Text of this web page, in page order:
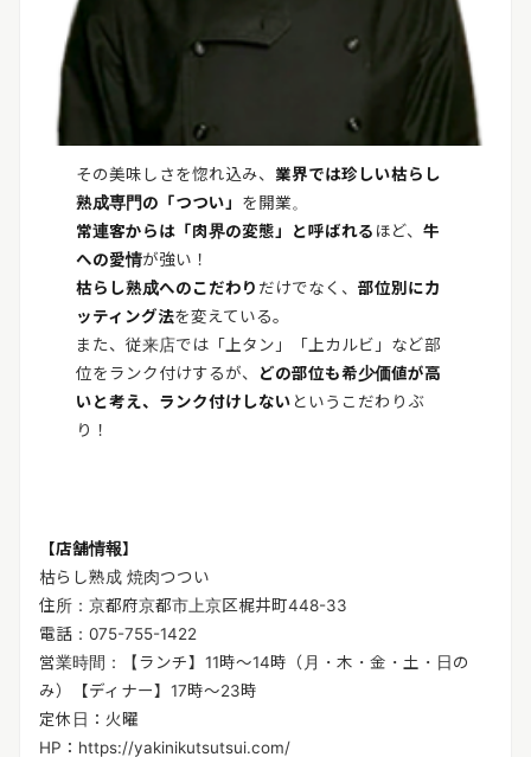
その美味しさを惚れ込み、 業界では珍しい枯らし
熟成専門の「つつい」 を開業。
常連客からは「肉界の変態」と呼ばれる ほど、 牛
への愛情が強い！
枯らし熟成へのこだわり だけでなく、 部位別にカ
ッティング法を変えている。
また、従来店では「上タン」「上カルビ」など部
位をランク付けするが、
どの部位も希少価値が高
いと考え、ランク付けしない というこだわりぶ
り！
【店舗情報】
枯らし熟成 焼肉つつい
住所：京都府京都市上京区梶井町448-33
電話：075-755-1422
営業時間：【ランチ】11時～14時（月・木・金・土・日の
み）【ディナー】17時～23時
定休日：火曜
HP：https://yakinikutsutsui.com/